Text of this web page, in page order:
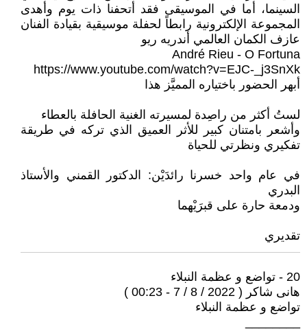
السينما، أما في الموسيقى فقد أتحفنا ذات يوم وأهدى
المجموعة الإلكترونية رابطاً لحفلة موسيقية بقيادة الفنان
عازف الكمان العالمي أندريه ريو
André Rieu - O Fortuna
https://www.youtube.com/watch?v=EJC-_j3SnXk
أبهر الحضور باختياره المميَّز هذا
لستُ أكثر من راصِدة لمسيرته الغنية الحافلة بالعطاء
وأشعر بامتنان كبير للأثر العميق الذي تركه في طريقة
تفكيري ونظرتي للحياة
في عام واحد خسرنا رائدَيْن: الدكتور القمني والأستاذ
البدري
ودمعة حارة على قبرَيْهما
تقديري
20 - تواضع و عظمة النبلاء
هانى شاكر ( 2022 / 8 / 7 - 00:23 )
تواضع و عظمة النبلاء